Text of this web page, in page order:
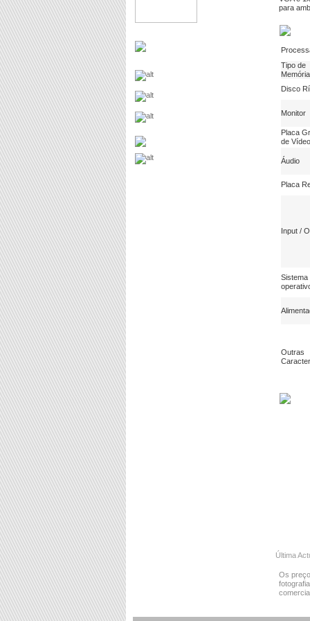
para
Tipo de
Memória
Disco
Monitor
Placa
de Vídeo
Áudio
Placa
Input /
Sistema
Outras
Última
Os